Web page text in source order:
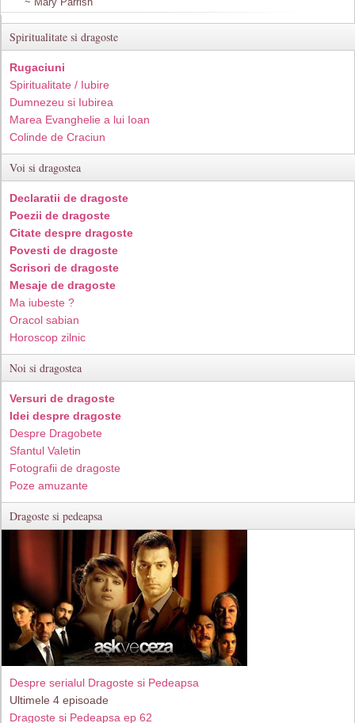
Spiritualitate si dragoste
Rugaciuni
Spiritualitate / Iubire
Dumnezeu si Iubirea
Marea Evanghelie a lui Ioan
Colinde de Craciun
Voi si dragostea
Declaratii de dragoste
Poezii de dragoste
Citate despre dragoste
Povesti de dragoste
Scrisori de dragoste
Mesaje de dragoste
Ma iubeste ?
Oracol sabian
Horoscop zilnic
Noi si dragostea
Versuri de dragoste
Idei despre dragoste
Despre Dragobete
Sfantul Valetin
Fotografii de dragoste
Poze amuzante
Dragoste si pedeapsa
Despre serialul Dragoste si Pedeapsa
Ultimele 4 episoade
Dragoste si Pedeapsa ep 62